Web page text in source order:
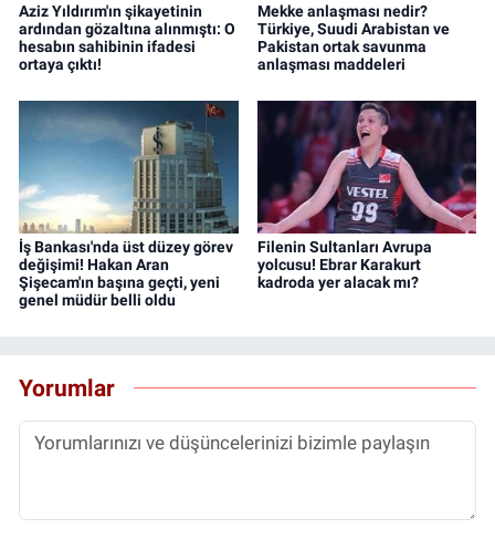
Aziz Yıldırım'ın şikayetinin
ardından gözaltına alınmıştı: O
hesabın sahibinin ifadesi
ortaya çıktı!
Mekke anlaşması nedir?
Türkiye, Suudi Arabistan ve
Pakistan ortak savunma
anlaşması maddeleri
İş Bankası'nda üst düzey görev
değişimi! Hakan Aran
Şişecam'ın başına geçti, yeni
genel müdür belli oldu
Filenin Sultanları Avrupa
yolcusu! Ebrar Karakurt
kadroda yer alacak mı?
Yorumlar